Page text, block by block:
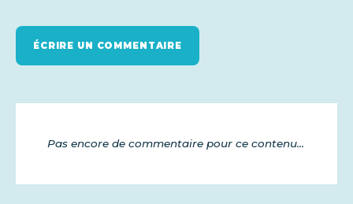
ÉCRIRE UN COMMENTAIRE
Pas encore de commentaire pour ce contenu...